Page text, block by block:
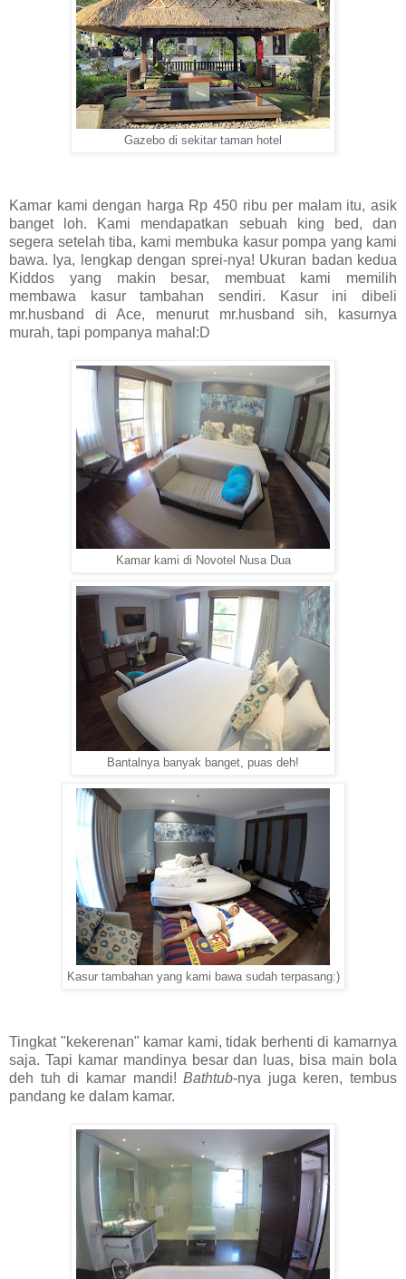
Gazebo di sekitar taman hotel
Kamar kami dengan harga Rp 450 ribu per malam itu, asik
banget loh. Kami mendapatkan sebuah king bed, dan
segera setelah tiba, kami membuka kasur pompa yang kami
bawa. Iya, lengkap dengan sprei-nya! Ukuran badan kedua
Kiddos yang makin besar, membuat kami memilih
membawa kasur tambahan sendiri. Kasur ini dibeli
mr.husband di Ace, menurut mr.husband sih, kasurnya
murah, tapi pompanya mahal:D
Kamar kami di Novotel Nusa Dua
Bantalnya banyak banget, puas deh!
Kasur tambahan yang kami bawa sudah terpasang:)
Tingkat "kekerenan" kamar kami, tidak berhenti di kamarnya
saja. Tapi kamar mandinya besar dan luas, bisa main bola
deh tuh di kamar mandi!Bathtub-nya juga keren, tembus
pandang ke dalam kamar.